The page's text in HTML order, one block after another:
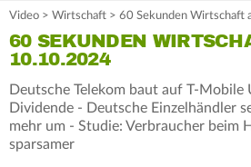
Video > Wirtschaft > 60 Sekunden Wirtschaft
60 SEKUNDEN
10.10.2024
Deutsche Telekom baut auf T-Mobile
Dividende - Deutsche Einzelhändler
mehr um - Studie: Verbraucher beim
sparsamer